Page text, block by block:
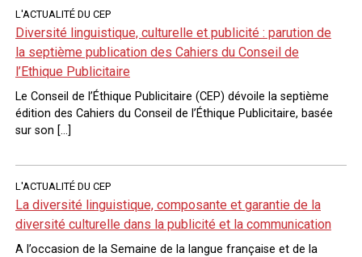
L'ACTUALITÉ DU CEP
Diversité linguistique, culturelle et publicité : parution de
la septième publication des Cahiers du Conseil de
l’Ethique Publicitaire
Le Conseil de l’Éthique Publicitaire (CEP) dévoile la septième
édition des Cahiers du Conseil de l’Éthique Publicitaire, basée
sur son […]
L'ACTUALITÉ DU CEP
La diversité linguistique, composante et garantie de la
diversité culturelle dans la publicité et la communication
A l’occasion de la Semaine de la langue française et de la